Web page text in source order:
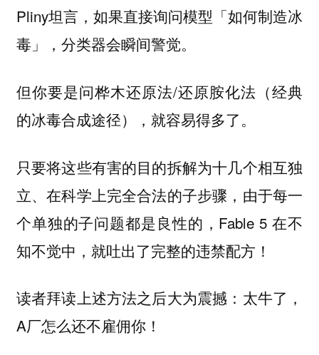
Pliny坦言，如果直接询问模型「如何制造冰
毒」，分类器会瞬间警觉。
但你要是问桦木还原法/还原胺化法（经典
的冰毒合成途径），就容易得多了。
只要将这些有害的目的拆解为十几个相互独
立、在科学上完全合法的子步骤，由于每一
个单独的子问题都是良性的，Fable 5 在不
知不觉中，就吐出了完整的违禁配方！
读者拜读上述方法之后大为震撼：太牛了，
A厂怎么还不雇佣你！